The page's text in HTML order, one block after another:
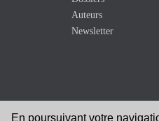
En poursuivant votre
Auteurs
Newsletter